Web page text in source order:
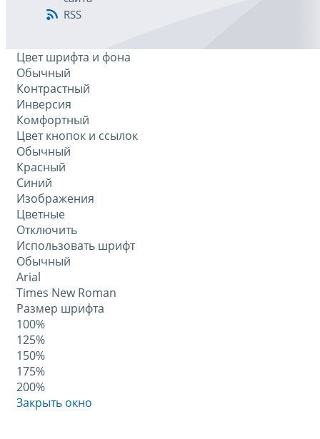
RSS
Цвет шрифта и фона
Обычный
Контрастный
Инверсия
Комфортный
Цвет кнопок и ссылок
Обычный
Красный
Синий
Изображения
Цветные
Отключить
Использовать шрифт
Обычный
Arial
Times New Roman
Размер шрифта
100%
125%
150%
175%
200%
Закрыть окно